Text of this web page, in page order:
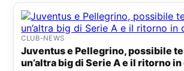
CLUB-NEWS
Juventus e Pellegrino, possibile testa a testa con
un’altra big di Serie A e il ritorno